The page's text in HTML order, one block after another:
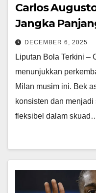
Carlos
Jangka
DECEMBER 6, 2025
Liputan Bola Terkini –
menunjukkan
Milan musim ini. Bek
konsisten dan
fleksibel dalam